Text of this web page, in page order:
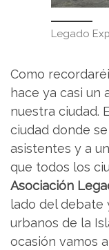
Legado
Como
hace ya casi un
nuestra ciudad.
ciudad donde
asistentes y a
que todos los
Asociación
lado del debate
urbanos de la
ocasión vamos